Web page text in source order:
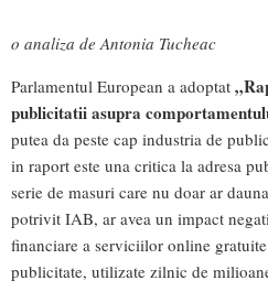
o analiza de Antonia Tucheac
Parlamentul European a adoptat
publicitatii asupra
putea da peste cap industria de
in raport este una critica la adresa
serie de masuri care nu doar ar
potrivit IAB, ar avea un impact
financiare a serviciilor online
publicitate, utilizate zilnic de